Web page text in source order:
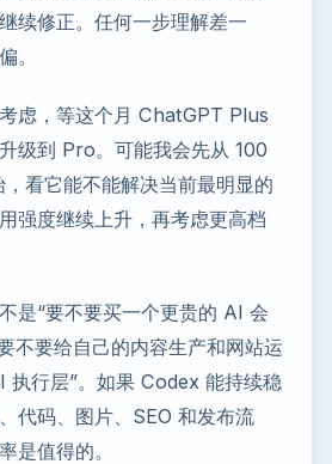
续修正。任何一步理解差一
。
虑，等这个月 ChatGPT Plus
级到 Pro。可能我会先从 100
看它能不能解决当前最明显的
强度继续上升，再考虑更高档
是“要不要买一个更贵的 AI 会
不要给自己的内容生产和网站运
执行层”。如果 Codex 能持续稳
代码、图片、SEO 和发布流
是值得的。